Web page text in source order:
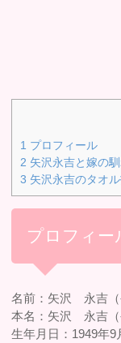
1 プロフィール
2 矢沢永吉と嫁の
3 矢沢永吉のタオ
プロフィー
名前：矢沢 永吉
本名：矢沢 永吉
生年月日：1949年9